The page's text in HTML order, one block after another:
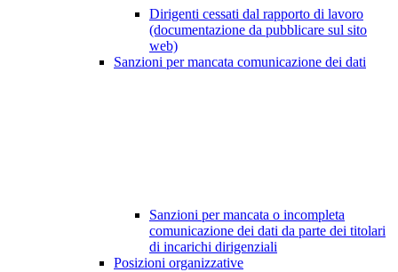
Dirigenti cessati dal rapporto di lavoro
(documentazione da pubblicare sul sito
web)
Sanzioni per mancata comunicazione dei dati
Sanzioni per mancata o incompleta
comunicazione dei dati da parte dei titolari
di incarichi dirigenziali
Posizioni organizzative